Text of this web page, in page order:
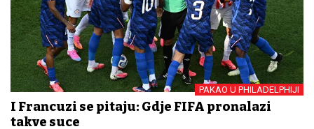
PAKAO U PHILADELPHIJI
I Francuzi se pitaju: Gdje FIFA pronalazi
takve suce